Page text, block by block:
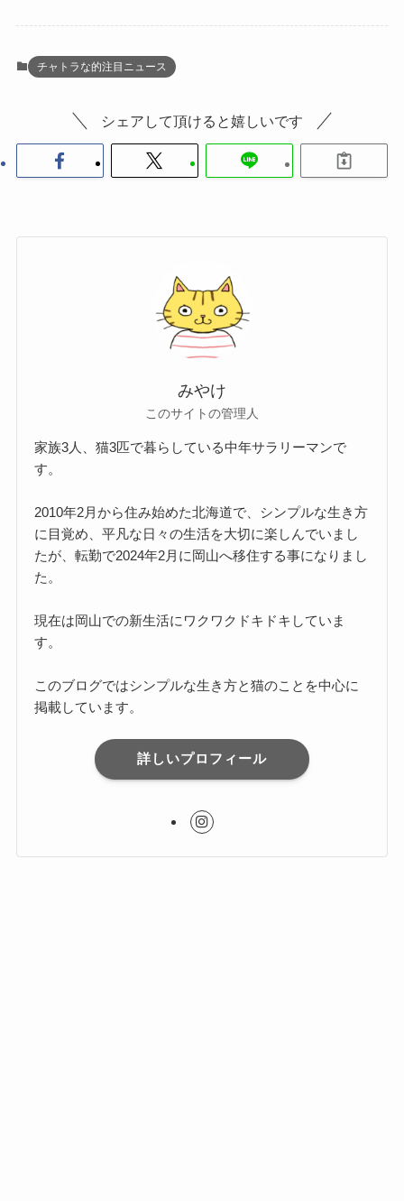
チャトラな的注目ニュース
シェアして頂けると嬉しいです
みやけ
このサイトの管理人
家族3人、猫3匹で暮らしている中年サラリーマンで
す。
2010年2月から住み始めた北海道で、シンプルな生き方
に目覚め、平凡な日々の生活を大切に楽しんでいまし
たが、転勤で2024年2月に岡山へ移住する事になりまし
た。
現在は岡山での新生活にワクワクドキドキしていま
す。
このブログではシンプルな生き方と猫のことを中心に
掲載しています。
詳しいプロフィール